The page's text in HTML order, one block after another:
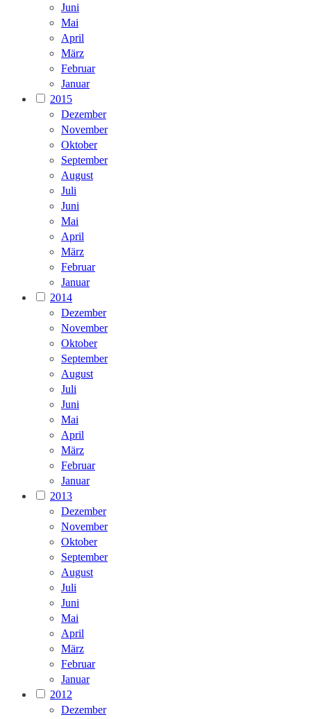
Juni
Mai
April
März
Februar
Januar
2015
Dezember
November
Oktober
September
August
Juli
Juni
Mai
April
März
Februar
Januar
2014
Dezember
November
Oktober
September
August
Juli
Juni
Mai
April
März
Februar
Januar
2013
Dezember
November
Oktober
September
August
Juli
Juni
Mai
April
März
Februar
Januar
2012
Dezember